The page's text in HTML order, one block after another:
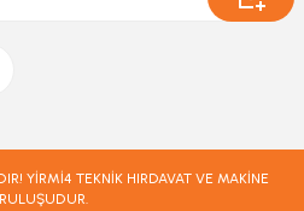
YİRMİ4 TEKNİK HIRDAVAT VE MAKİNE